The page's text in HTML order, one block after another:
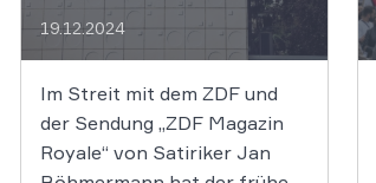
Bundesverfassungsgericht
(BVerfG) hat
eines deutschen
Journalisten, der im Rahmen
eines […]
19.12.2024
Im Streit mit dem ZDF und
der Sendung „ZDF Magazin
Royale“ von Satiriker Jan